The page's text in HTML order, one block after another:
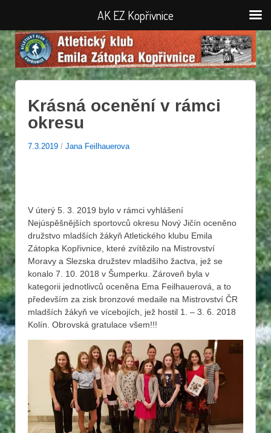
Krásná ocenění v rámci
okresu
7.3.2019 / Jana Feilhauerova
V úterý 5. 3. 2019 bylo v rámci vyhlášení
Nejúspěšnějších sportovců okresu Nový Jičín oceněno
družstvo mladších žákyň Atletického klubu Emila
Zátopka Kopřivnice, které zvítězilo na Mistrovství
Moravy a Slezska družstev mladšího žactva, jež se
konalo 7. 10. 2018 v Šumperku. Zároveň byla v
kategorii jednotlivců oceněna Ema Feilhauerová, a to
především za zisk bronzové medaile na Mistrovství ČR
mladších žákyň ve vícebojích, jež hostil 1. – 3. 6. 2018
Kolín. Obrovská gratulace všem!!!
AK EZ Kopřivnice